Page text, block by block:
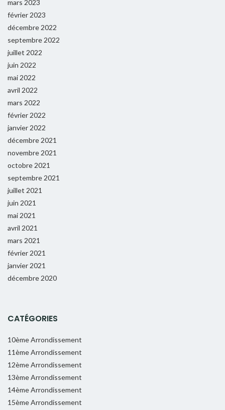
mars 2023
février 2023
décembre 2022
septembre 2022
juillet 2022
juin 2022
mai 2022
avril 2022
mars 2022
février 2022
janvier 2022
décembre 2021
novembre 2021
octobre 2021
septembre 2021
juillet 2021
juin 2021
mai 2021
avril 2021
mars 2021
février 2021
janvier 2021
décembre 2020
CATÉGORIES
10ème Arrondissement
11ème Arrondissement
12ème Arrondissement
13ème Arrondissement
14ème Arrondissement
15ème Arrondissement